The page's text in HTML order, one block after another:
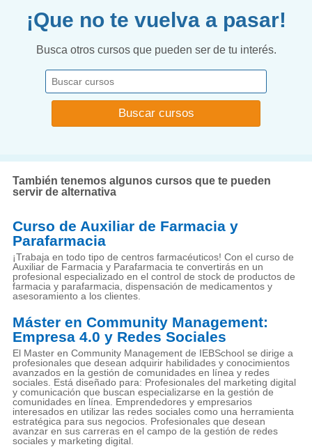
¡Que no te vuelva a pasar!
Busca otros cursos que pueden ser de tu interés.
También tenemos algunos cursos que te pueden
servir de alternativa
Curso de Auxiliar de Farmacia y
Parafarmacia
¡Trabaja en todo tipo de centros farmacéuticos! Con el curso de
Auxiliar de Farmacia y Parafarmacia te convertirás en un
profesional especializado en el control de stock de productos de
farmacia y parafarmacia, dispensación de medicamentos y
asesoramiento a los clientes.
Máster en Community Management:
Empresa 4.0 y Redes Sociales
El Master en Community Management de IEBSchool se dirige a
profesionales que desean adquirir habilidades y conocimientos
avanzados en la gestión de comunidades en línea y redes
sociales. Está diseñado para: Profesionales del marketing digital
y comunicación que buscan especializarse en la gestión de
comunidades en línea. Emprendedores y empresarios
interesados en utilizar las redes sociales como una herramienta
estratégica para sus negocios. Profesionales que desean
avanzar en sus carreras en el campo de la gestión de redes
sociales y marketing digital.